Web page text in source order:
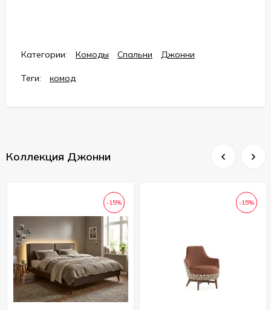
Категории: Комоды Спальни Джонни
Теги: комод
Коллекция Джонни
-15% -15%